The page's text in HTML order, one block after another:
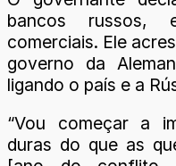
bancos russos,
comerciais. Ele
governo da
ligando o país e a
“Vou começar a
duras do que as